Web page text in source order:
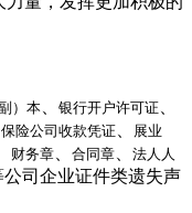
）本 银行开户许可证
保险公司收款凭证
展业
财务章 合同章
法人人
公司企业证件类遗失声